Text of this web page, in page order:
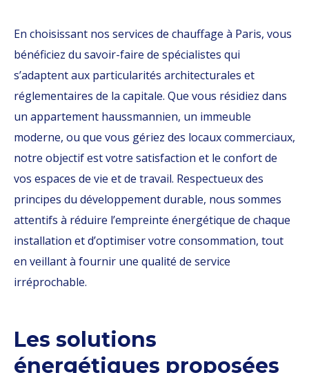
En choisissant nos services de chauffage à Paris, vous
bénéficiez du savoir-faire de spécialistes qui
s’adaptent aux particularités architecturales et
réglementaires de la capitale. Que vous résidiez dans
un appartement haussmannien, un immeuble
moderne, ou que vous gériez des locaux commerciaux,
notre objectif est votre satisfaction et le confort de
vos espaces de vie et de travail. Respectueux des
principes du développement durable, nous sommes
attentifs à réduire l’empreinte énergétique de chaque
installation et d’optimiser votre consommation, tout
en veillant à fournir une qualité de service
irréprochable.
Les solutions
énergétiques proposées